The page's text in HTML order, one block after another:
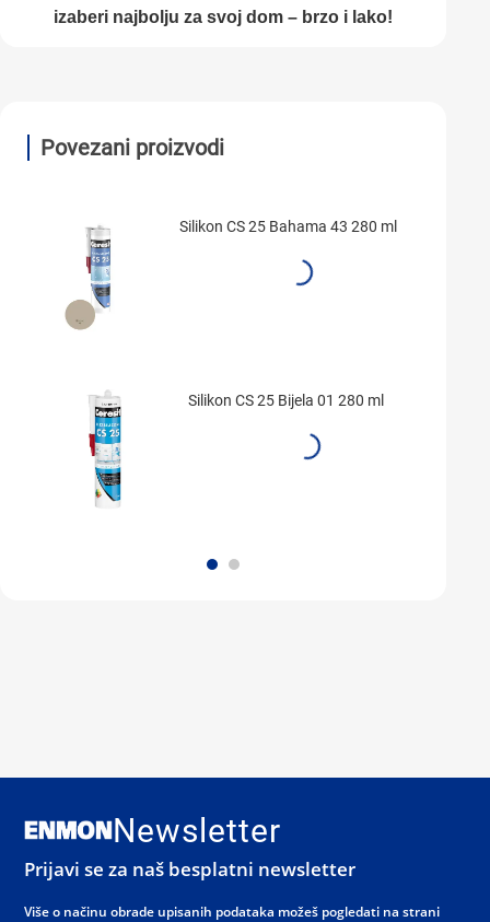
izaberi najbolju za svoj dom – brzo i lako!
Povezani proizvodi
Silikon CS 25 Bahama 43 280 ml
Silikon CS 25 Bijela 01 280 ml
Newsletter
Prijavi se za naš besplatni newsletter
Više o načinu obrade upisanih podataka možeš pogledati na strani